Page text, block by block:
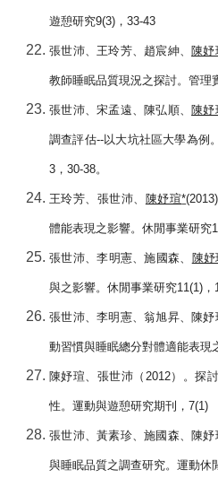
遊憩研究9(3) ， 33-43
張世沛、王玲芳、趙宸紳、陳妤
教師睡眠品質現況之探討。管理
張世沛、宋孟遠、陳弘順、陳妤
調查評估--以大坑社區大學為例
3 ， 30-38。
王玲芳、張世沛、 陳妤瑄*(2013)
體能表現之影響。休閒事業研究
張世沛、李明憲、施國森、 陳妤
與之影響。休閒事業研究11(1) ，
張世沛、李明憲、翁旭昇、陳妤
動習慣與睡眠總分對體適能表現
陳妤瑄、張世沛（ 2012）。探
性。運動與遊憩研究期刊， 7(1)
張世沛、黃素珍、施國森、陳妤
與睡眠品質之調查研究。運動休